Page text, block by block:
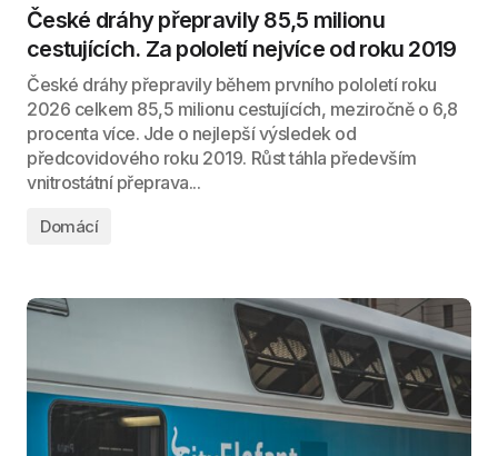
České dráhy přepravily 85,5 milionu
cestujících. Za pololetí nejvíce od roku 2019
České dráhy přepravily během prvního pololetí roku
2026 celkem 85,5 milionu cestujících, meziročně o 6,8
procenta více. Jde o nejlepší výsledek od
předcovidového roku 2019. Růst táhla především
vnitrostátní přeprava...
Domácí